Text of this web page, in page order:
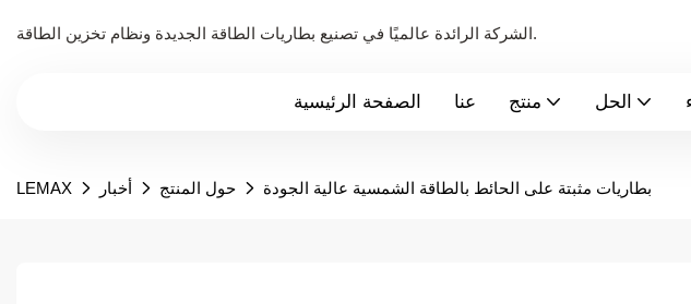
الشركة الرائدة عالميًا في تصنيع بطاريات الطاقة الجديدة ونظام تخزين الطاقة.
الصفحة الرئيسية عنا منتج الحل
LEMAX أخبار حول المنتج بطاريات مثبتة على الحائط بالطاقة الشمسية عالية الجودة